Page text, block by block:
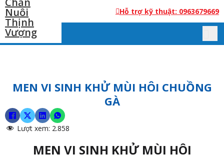
Hỗ trợ kỹ thuật: 0963679669
MEN VI SINH KHỬ MÙI HÔI CHUỒNG
GÀ
Lượt xem: 2.858
MEN VI SINH KHỬ MÙI HÔI